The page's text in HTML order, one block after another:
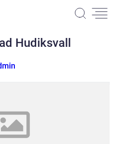
Hudiksvall